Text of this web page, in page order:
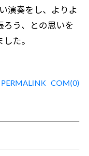
演奏をし、よりよ
ろう、との思いを
た。
PERMALINK COM(0)